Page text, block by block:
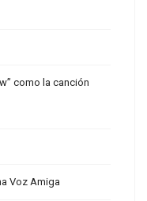
como la canción
Voz Amiga